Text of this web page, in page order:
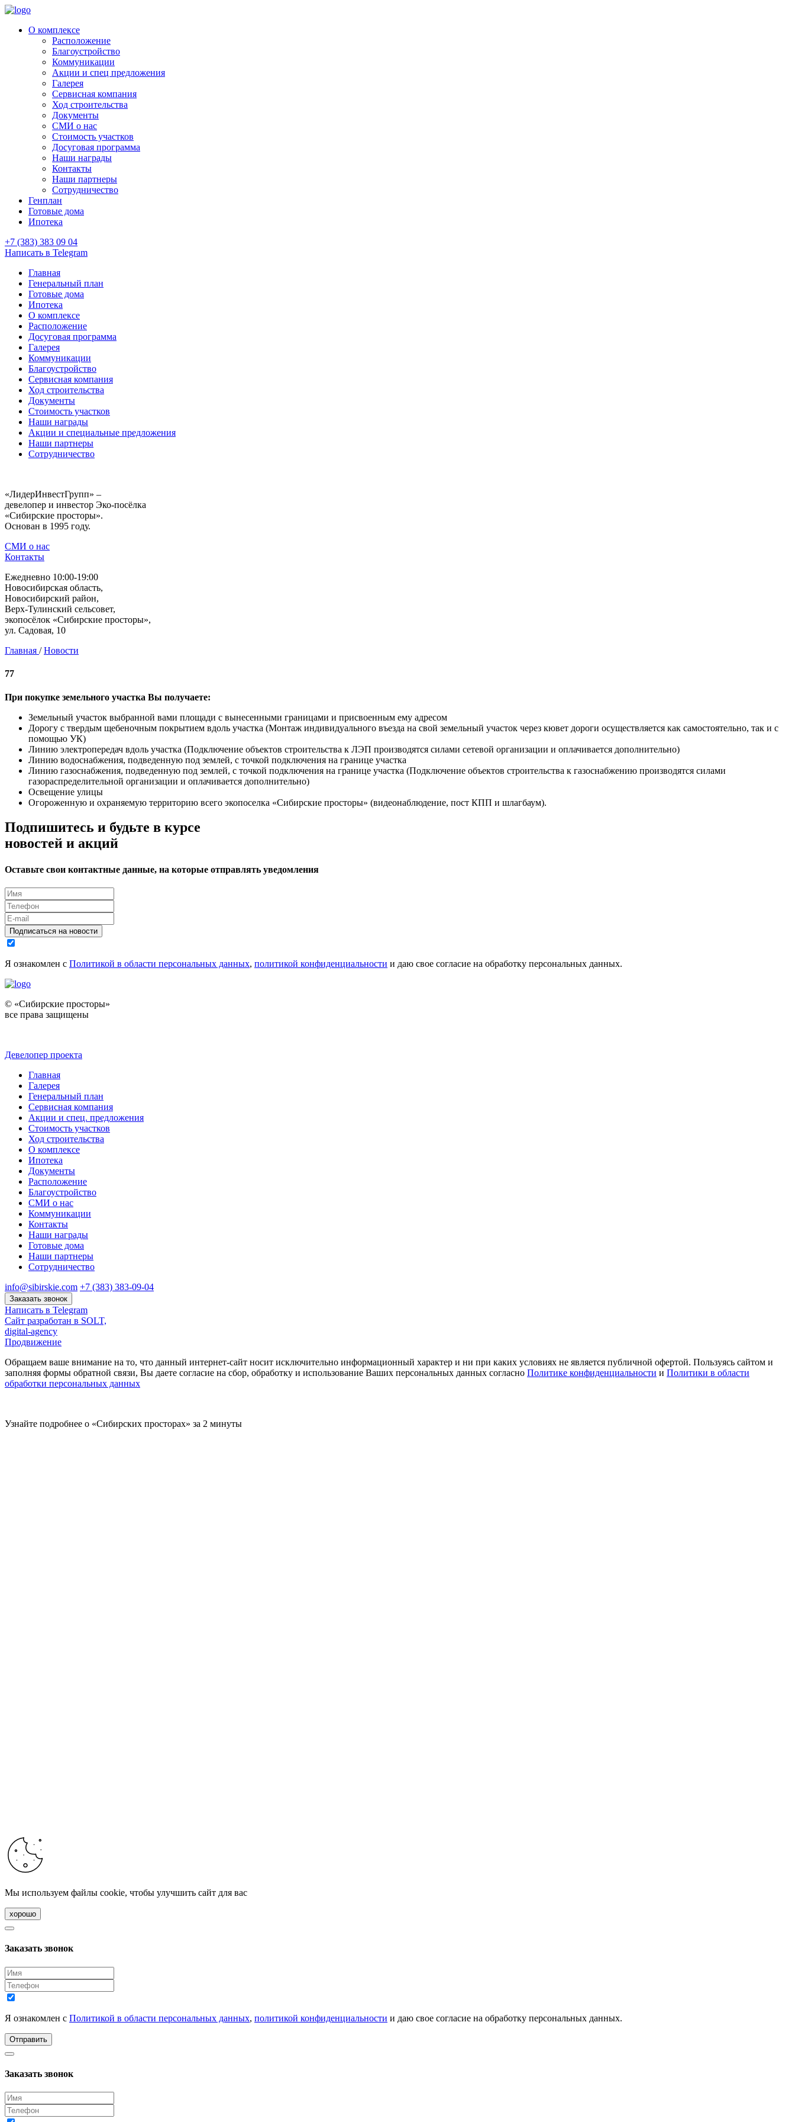
О комплексе
Расположение
Благоустройство
Коммуникации
Акции и спец предложения
Галерея
Сервисная компания
Ход строительства
Документы
СМИ о нас
Стоимость участков
Досуговая программа
Наши награды
Контакты
Наши партнеры
Сотрудничество
Генплан
Готовые дома
Ипотека
+7 (383) 383 09 04
Написать в Telegram
Главная
Генеральный план
Готовые дома
Ипотека
О комплексе
Расположение
Досуговая программа
Галерея
Коммуникации
Благоустройство
Сервисная компания
Ход строительства
Документы
Стоимость участков
Наши награды
Акции и специальные предложения
Наши партнеры
Сотрудничество
«ЛидерИнвестГрупп» –
девелопер и инвестор Эко-посёлка
«Сибирские просторы».
Основан в 1995 году.
СМИ о нас
Контакты
Ежедневно 10:00-19:00
Новосибирская область,
Новосибирский район,
Верх-Тулинский сельсовет,
экопосёлок «Сибирские просторы»,
ул. Садовая, 10
Главная / Новости
77
При покупке земельного участка Вы получаете:
Земельный участок выбранной вами площади с вынесенными границами и присвоенным ему адресом
Дорогу с твердым щебеночным покрытием вдоль участка (Монтаж индивидуального въезда на свой земельный участок через кювет дороги осуществляется как самостоятельно, так и с
помощью УК)
Линию электропередач вдоль участка (Подключение объектов строительства к ЛЭП производятся силами сетевой организации и оплачивается дополнительно)
Линию водоснабжения, подведенную под землей, с точкой подключения на границе участка
Линию газоснабжения, подведенную под землей, с точкой подключения на границе участка (Подключение объектов строительства к газоснабжению производятся силами
газораспределительной организации и оплачивается дополнительно)
Освещение улицы
Огороженную и охраняемую территорию всего экопоселка «Сибирские просторы» (видеонаблюдение, пост КПП и шлагбаум).
Подпишитесь и будьте в курсе
новостей и акций
Оставьте свои контактные данные, на которые отправлять уведомления
Подписаться на новости
Я ознакомлен с Политикой в области персональных данных, политикой конфиденциальности и даю свое согласие на обработку персональных данных.
© «Сибирские просторы»
все права защищены
Девелопер проекта
Главная
Галерея
Генеральный план
Сервисная компания
Акции и спец. предложения
Стоимость участков
Ход строительства
О комплексе
Ипотека
Документы
Расположение
Благоустройство
СМИ о нас
Коммуникации
Контакты
Наши награды
Готовые дома
Наши партнеры
Сотрудничество
info@sibirskie.com +7 (383) 383-09-04
Заказать звонок
Написать в Telegram
Сайт разработан в SOLT,
digital-agency
Продвижение
Обращаем ваше внимание на то, что данный интернет-сайт носит исключительно информационный характер и ни при каких условиях не является публичной офертой. Пользуясь сайтом и
заполняя формы обратной связи, Вы даете согласие на сбор, обработку и использование Ваших персональных данных согласно Политике конфиденциальности и Политики в области
обработки персональных данных
Узнайте подробнее о «Сибирских просторах» за 2 минуты
Мы используем файлы cookie, чтобы улучшить сайт для вас
хорошо
Заказать звонок
Я ознакомлен с Политикой в области персональных данных, политикой конфиденциальности и даю свое согласие на обработку персональных данных.
Отправить
Заказать звонок